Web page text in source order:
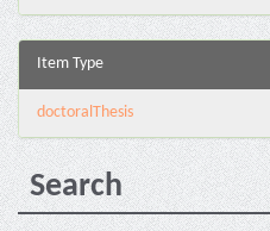
Item Type
doctoralThesis
Search